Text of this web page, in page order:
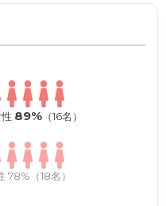
89% （16名）
78%（18名）